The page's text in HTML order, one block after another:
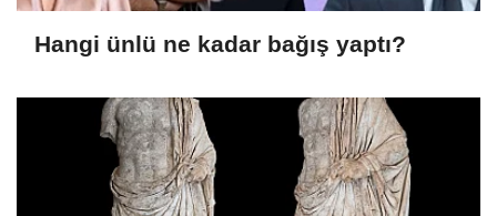
Hangi ünlü ne kadar bağış yaptı?